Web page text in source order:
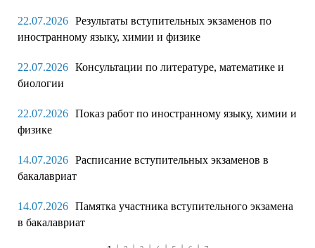
22.07.2026 Результаты вступительных экзаменов по
иностранному языку, химии и физике
22.07.2026 Консультации по литературе, математике и
биологии
22.07.2026 Показ работ по иностранному языку, химии и
физике
14.07.2026 Расписание вступительных экзаменов в
бакалавриат
14.07.2026 Памятка участника вступительного экзамена
в бакалавриат